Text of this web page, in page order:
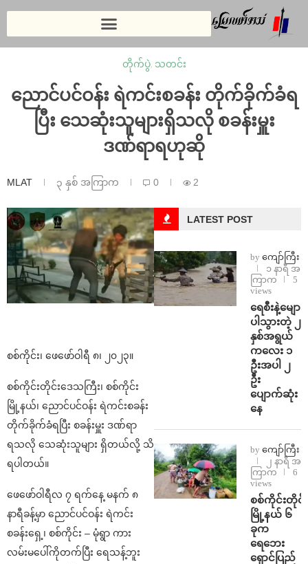
တိုက်ပွဲ, သတင်း
ညောင်ပင်ဝန်း ရဲကင်းစခန်း တိုက်ခိုက်ခံရ
ပြီး သေဆုံးသူများရှိသလို စခန်းမှူး
ဒဏ်ရာရဟုဆို
MLAT ၃ နှစ် အကြာက 0 2
စစ်ကိုင်း၊ ဖေဖော်ဝါရီ ၈၊ ၂၀၂၃။
စစ်ကိုင်းတိုင်းဒေသကြီး၊ စစ်ကိုင်း
မြို့နယ်၊ ညောင်ပင်ဝန်း ရဲကင်းစခန်း
တိုက်ခိုက်ခံရပြီး စခန်းမှူး ဒဏ်ရာ
ရသလို သေဆုံးသူများ ရှိတယ်လို့ သိ
ရပါတယ်။
ဖေဖော်ဝါရီလ ၇ ရက်နေ့ မနက် ၈
နာရီခန့်မှာ ညောင်ပင်ဝန်း ရဲကင်း
စခန်းရှေ့၊ စစ်ကိုင်း – မုံရွာ ကား
လမ်းမပေါ်ကိုတက်ပြီး ရေသန့်ဘူး
LATEST POST
by ကျော်ကြီး
၁ နာရီ အ
ကြာက
5
views
ရေစီးနဲ့မျော
ပါသွားတဲ့ ၂
နှစ်အရွယ်
ကလေး ၁
ဦးအပါ ၂
ဦး
ပျောက်ဆုံး
နေ
by ကျော်ကြီး
၂ နာရီ အ
ကြာက
6
views
စစ်ကိုင်းတိုင်း
မြို့နယ် ၆
ခုက
ရေဘေး
ရှောင်ပြည်